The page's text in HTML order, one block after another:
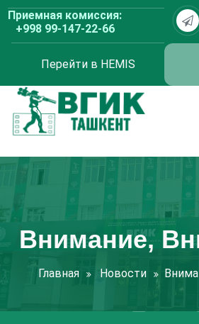
Перейти
содержимому
Приемная комиссия:
+998 99-147-22-66
Перейти в HEMIS
Внимание,
Главная Новости